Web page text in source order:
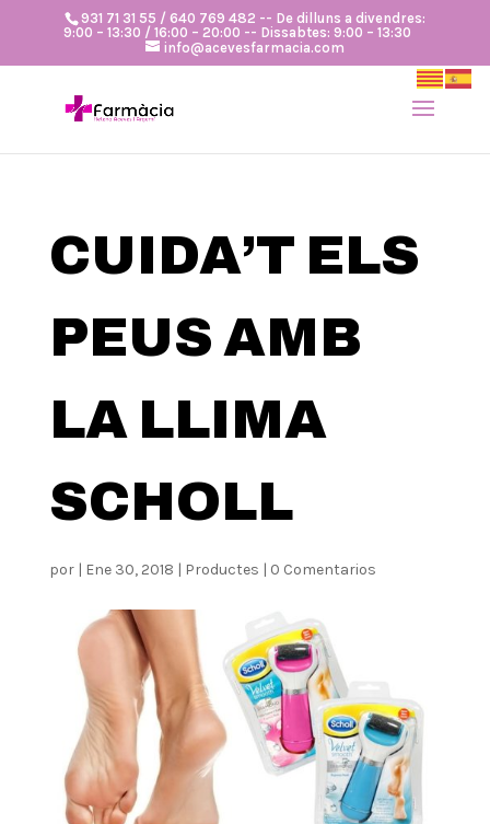
931 71 31 55 / 640 769 482 -- De dilluns a divendres:
9:00 – 13:30 / 16:00 – 20:00 -- Dissabtes: 9:00 – 13:30
info@acevesfarmacia.com
CUIDA’T ELS
PEUS AMB
LA LLIMA
SCHOLL
por | Ene 30, 2018 | Productes | 0 Comentarios